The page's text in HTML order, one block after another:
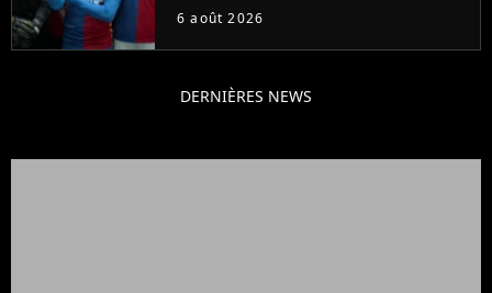
6 août 2026
DERNIÈRES NEWS